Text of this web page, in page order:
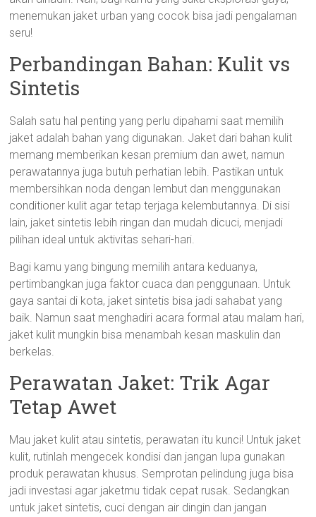
menemukan jaket urban yang cocok bisa jadi pengalaman
seru!
Perbandingan Bahan: Kulit vs
Sintetis
Salah satu hal penting yang perlu dipahami saat memilih
jaket adalah bahan yang digunakan. Jaket dari bahan kulit
memang memberikan kesan premium dan awet, namun
perawatannya juga butuh perhatian lebih. Pastikan untuk
membersihkan noda dengan lembut dan menggunakan
conditioner kulit agar tetap terjaga kelembutannya. Di sisi
lain, jaket sintetis lebih ringan dan mudah dicuci, menjadi
pilihan ideal untuk aktivitas sehari-hari.
Bagi kamu yang bingung memilih antara keduanya,
pertimbangkan juga faktor cuaca dan penggunaan. Untuk
gaya santai di kota, jaket sintetis bisa jadi sahabat yang
baik. Namun saat menghadiri acara formal atau malam hari,
jaket kulit mungkin bisa menambah kesan maskulin dan
berkelas.
Perawatan Jaket: Trik Agar
Tetap Awet
Mau jaket kulit atau sintetis, perawatan itu kunci! Untuk jaket
kulit, rutinlah mengecek kondisi dan jangan lupa gunakan
produk perawatan khusus. Semprotan pelindung juga bisa
jadi investasi agar jaketmu tidak cepat rusak. Sedangkan
untuk jaket sintetis, cuci dengan air dingin dan jangan